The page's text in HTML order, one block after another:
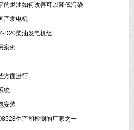
的燃油如何改善可以降低污染
产发电机
D20柴油发电机组
案例
方面进行
统
安装
生产和检测的厂家之一